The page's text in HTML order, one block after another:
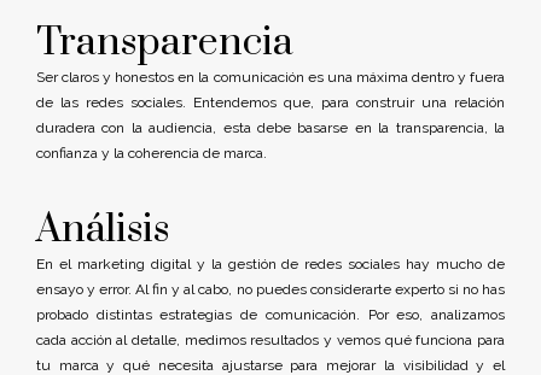
Transparencia
Ser claros y honestos en la comunicación es una máxima dentro y fuera
de las redes sociales. Entendemos que, para construir una relación
duradera con la audiencia, esta debe basarse en la transparencia, la
confianza y la coherencia de marca.
Análisis
En el marketing digital y la gestión de redes sociales hay mucho de
ensayo y error. Al fin y al cabo, no puedes considerarte experto si no has
probado distintas estrategias de comunicación. Por eso, analizamos
cada acción al detalle, medimos resultados y vemos qué funciona para
tu marca y qué necesita ajustarse para mejorar la visibilidad y el